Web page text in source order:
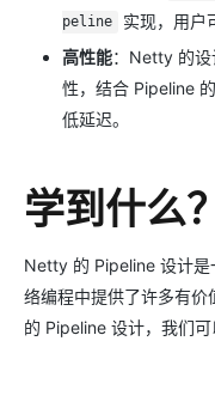
peline
实现，用户
高性能：Netty 的
性，结合 Pipeline
低延迟。
学到什么？
Netty 的 Pipeline 设计是
络编程中提供了许多有
的 Pipeline 设计，我们可